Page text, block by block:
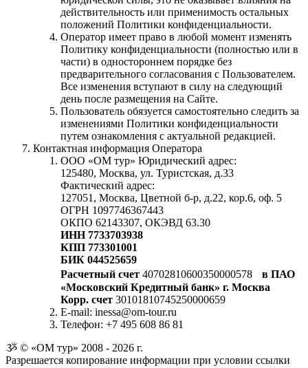
действительность или применимость остальных
положений Политики конфиденциальности.
Оператор имеет право в любой момент изменять
Политику конфиденциальности (полностью или в
части) в одностороннем порядке без
предварительного согласования с Пользователем.
Все изменения вступают в силу на следующий
день после размещения на Сайте.
Пользователь обязуется самостоятельно следить за
изменениями Политики конфиденциальности
путем ознакомления с актуальной редакцией.
Контактная информация Оператора
ООО «ОМ тур» Юридический адрес:
125480, Москва, ул. Туристская, д.33
Фактический адрес:
127051, Москва, Цветной б-р, д.22, кор.6, оф. 5
ОГРН 1097746367443
ОКПО 62143307, ОКЭВД 63.30
ИНН 7733703938
КПП 773301001
БИК 044525659
Расчетный счет 40702810600350000578 в ПАО
«Московский Кредитный банк» г. Москва
Корр. счет 30101810745250000659
E-mail: inessa@om-tour.ru
Телефон: +7 495 608 86 81
ૐ © «ОМ тур» 2008 - 2026 г.
Разрешается копирование информации при условии ссылки